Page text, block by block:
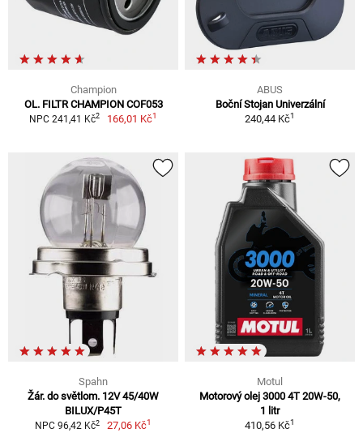
Champion
OL. FILTR CHAMPION COF053
NPC 241,41 Kč2 166,01 Kč1
ABUS
Boční Stojan Univerzální
240,44 Kč1
Spahn
Žár. do světlom. 12V 45/40W
BILUX/P45T
NPC 96,42 Kč2 27,06 Kč1
Motul
Motorový olej 3000 4T 20W-50,
1 litr
410,56 Kč1